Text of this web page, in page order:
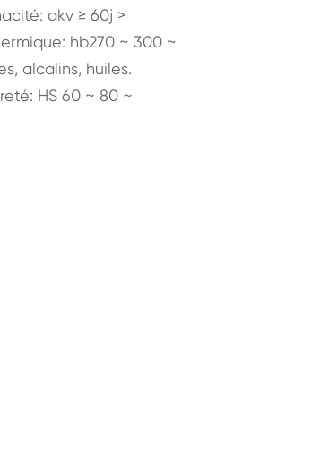
akv ≥ 60j >
hb270 ~ 300 ~
alcalins, huiles.
HS 60 ~ 80 ~